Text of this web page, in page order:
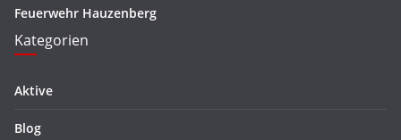
Feuerwehr Hauzenberg
Kategorien
Aktive
Blog